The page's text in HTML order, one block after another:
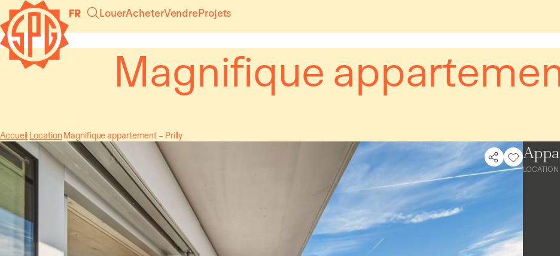
Panneau de gestion des cookies
FR LouerAcheterVendreProjets
Magnifique
Accueil Location Magnifique appartement – Prilly
LOCATION